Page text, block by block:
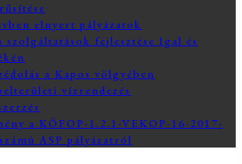
elnyert pályázatok
szolgáltatások fejlesztése Igal és
a Kapos völgyében
vízrendezés
a KÖFOP-1.2.1-VEKOP-16-2017-
ASP pályázatról